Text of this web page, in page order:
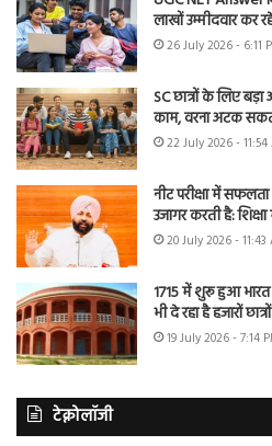
लाखों उम्मीदवार कर
26 July 2026 - 6:11
SC छात्रों के लिए
काम, वरना अटक
22 July 2026 - 11:54
नीट परीक्षा में सफलता
उजागर करती है:
20 July 2026 - 11:43
1715 में शुरू हुआ
भी दे रहा है हजारों
19 July 2026 - 7:14
टेक्नोलॉजी